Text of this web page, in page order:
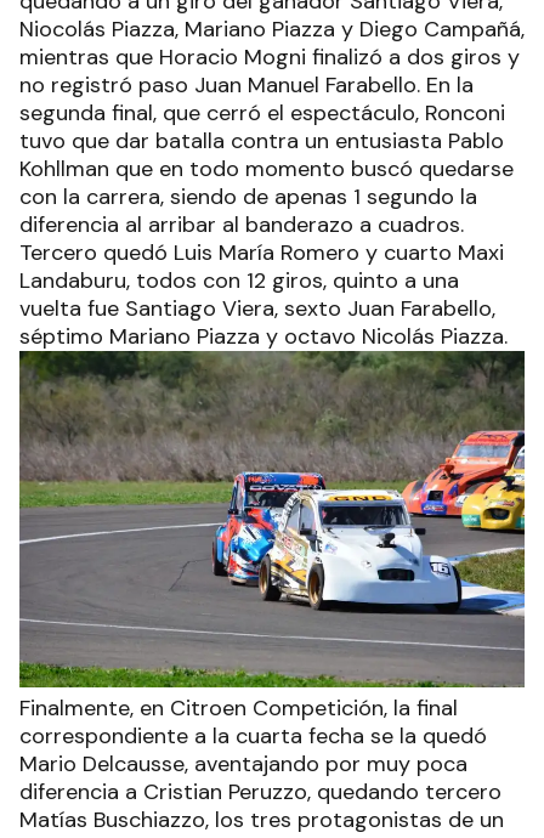
Niocolás Piazza, Mariano Piazza y Diego Campañá,
mientras que Horacio Mogni finalizó a dos giros y
no registró paso Juan Manuel Farabello. En la
segunda final, que cerró el espectáculo, Ronconi
tuvo que dar batalla contra un entusiasta Pablo
Kohllman que en todo momento buscó quedarse
con la carrera, siendo de apenas 1 segundo la
diferencia al arribar al banderazo a cuadros.
Tercero quedó Luis María Romero y cuarto Maxi
Landaburu, todos con 12 giros, quinto a una
vuelta fue Santiago Viera, sexto Juan Farabello,
séptimo Mariano Piazza y octavo Nicolás Piazza.
Finalmente, en Citroen Competición, la final
correspondiente a la cuarta fecha se la quedó
Mario Delcausse, aventajando por muy poca
diferencia a Cristian Peruzzo, quedando tercero
Matías Buschiazzo, los tres protagonistas de un